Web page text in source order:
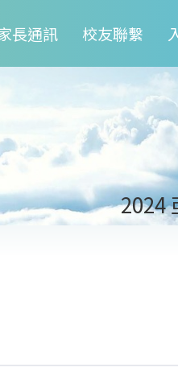
長通訊 校友聯繫
2024